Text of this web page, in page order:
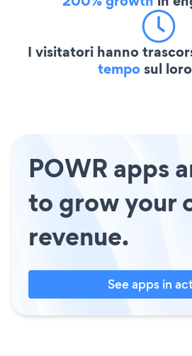
I visitatori hanno
temposul
POWR apps
to grow your
revenue.
See apps in